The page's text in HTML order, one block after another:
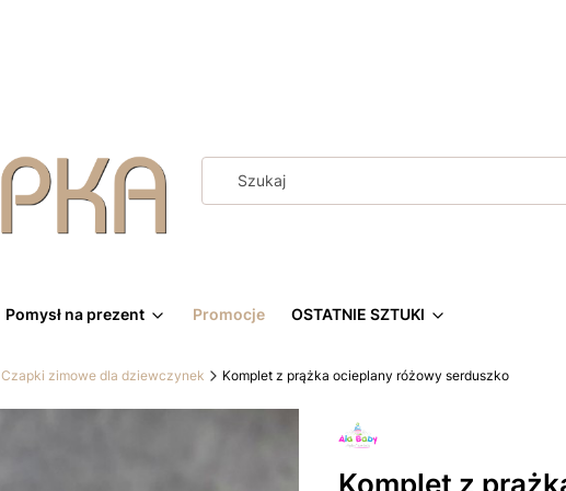
Pomysł na prezent Promocje OSTATNIE SZTUKI
Czapki zimowe dla dziewczynek Komplet z prążka ocieplany różowy serduszko
Komplet z